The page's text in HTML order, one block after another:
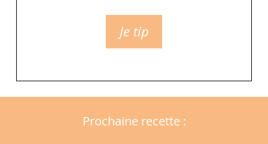
Je tip
Prochaine recette :